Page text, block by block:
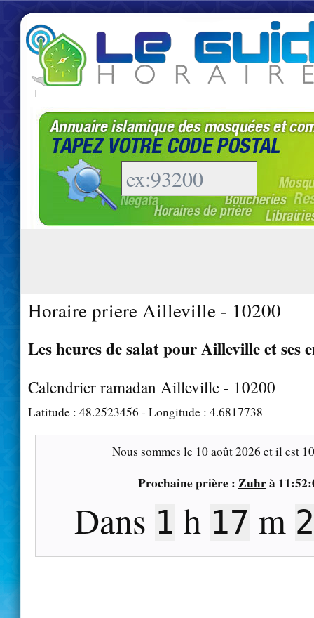
|
Horaire priere Ailleville - 10200
Les heures de salat pour Ailleville et ses
Calendrier ramadan Ailleville - 10200
Latitude : 48.2523456 - Longitude : 4.6817738
Nous sommes le 10 août 2026 et il est
Prochaine prière : Zuhrà
Dans 1 h 17 m